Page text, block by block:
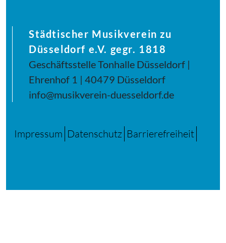
Städtischer Musikverein zu
Düsseldorf e.V. gegr. 1818
Geschäftsstelle Tonhalle Düsseldorf |
Ehrenhof 1 | 40479 Düsseldorf
info@musikverein-duesseldorf.de
Impressum Datenschutz Barrierefreiheit